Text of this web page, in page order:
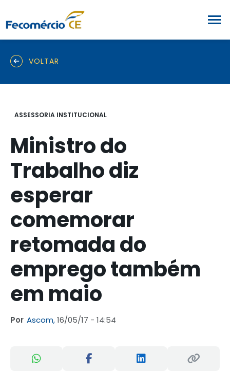
VOLTAR
ASSESSORIA INSTITUCIONAL
Ministro do
Trabalho diz
esperar
comemorar
retomada do
emprego também
em maio
Por Ascom,16/05/17 - 14:54